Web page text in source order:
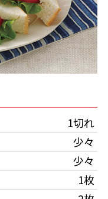
韓福善シリーズ1切れ
少々
少々
1枚